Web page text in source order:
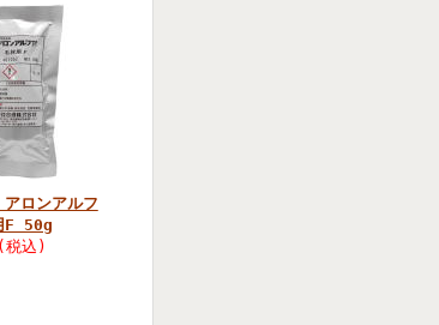
ロンアルフ
F 50g
込)